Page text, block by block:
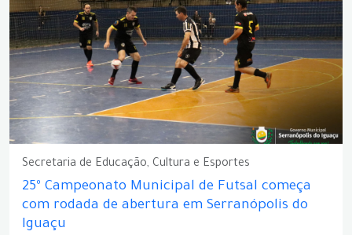
Secretaria de Educação, Cultura e Esportes
25º Campeonato Municipal de Futsal começa
com rodada de abertura em Serranópolis do
Iguaçu